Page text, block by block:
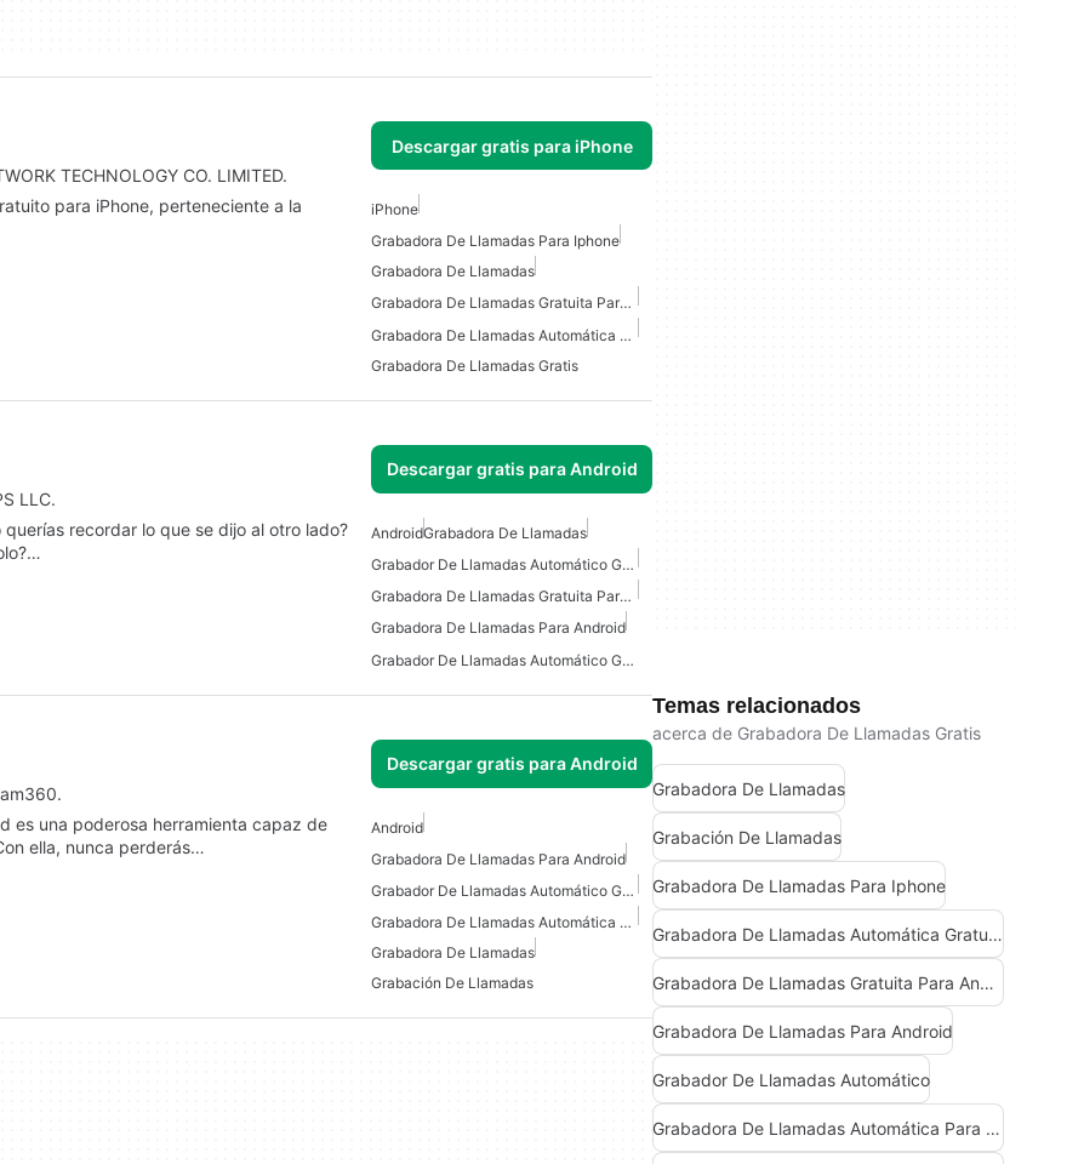
TECHNOLOGY CO. LIMITED.
Descargar gratis para iPhone
para iPhone, perteneciente a la
iPhone
Grabadora De Llamadas Para Iphone
Grabadora De Llamadas
Grabadora De Llamadas Gratuita Para Iphone
Grabadora De Llamadas Automática Para IPhone
Grabadora De Llamadas Gratis
LLC.
Descargar gratis para Android
recordar lo que se dijo al otro lado?
AndroidGrabadora De Llamadas
Grabador De Llamadas Automático Gratuito
Grabadora De Llamadas Gratuita Para Android
Grabadora De Llamadas Para Android
Grabador De Llamadas Automático Gratuito Para Android
Descargar gratis para Android
es una poderosa herramienta capaz de
ella, nunca perderás…
Android
Grabadora De Llamadas Para Android
Grabador De Llamadas Automático Gratuito Para Android
Grabadora De Llamadas Automática Para Android
Grabadora De Llamadas
Grabación De Llamadas
Temas relacionados
acerca de Grabadora De Llamadas Gratis
Grabadora De Llamadas
Grabación De Llamadas
Grabadora De Llamadas Para Iphone
Grabadora De Llamadas Automática Gratuita Para Iphone
Grabadora De Llamadas Gratuita Para Android
Grabadora De Llamadas Para Android
Grabador De Llamadas Automático
Grabadora De Llamadas Automática Para Android